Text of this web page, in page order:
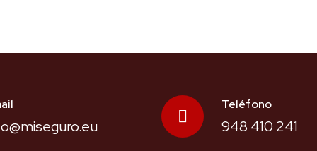
Teléfono
948 410 241